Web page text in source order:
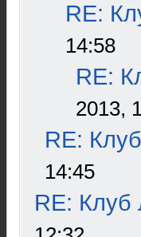
RE:
14:58
RE:
2013,
RE:
14:45
RE: Клуб